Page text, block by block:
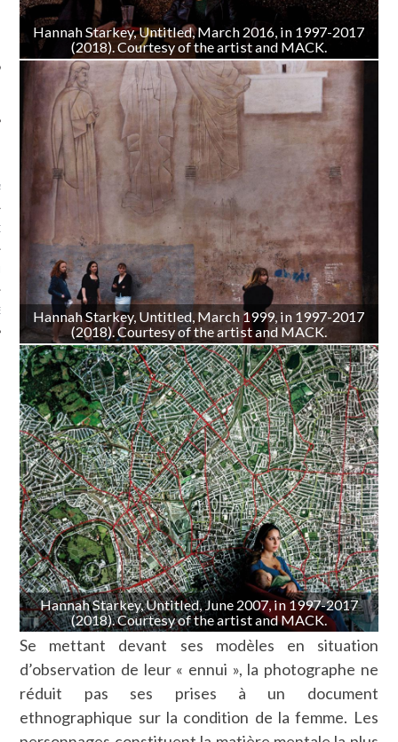
CARAVELLE
CARAVELLE
PODCAST
Hannah Starkey, Untitled, March 2016, in 1997-2017
(2018). Courtesy of the artist and MACK.
Hannah Starkey, Untitled, March 1999, in 1997-2017
(2018). Courtesy of the artist and MACK.
Hannah Starkey, Untitled, June 2007, in 1997-2017
(2018). Courtesy of the artist and MACK.
Se mettant devant ses modèles en situation
d’observation de leur « ennui », la photographe ne
réduit pas ses prises à un document
ethnographique sur la condition de la femme. Les